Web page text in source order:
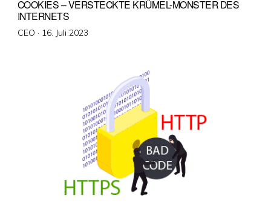
COOKIES – VERSTECKTE KRÜMEL-MONSTER DES
INTERNETS
CEO · Veröffentlicht
16. Juli 2023